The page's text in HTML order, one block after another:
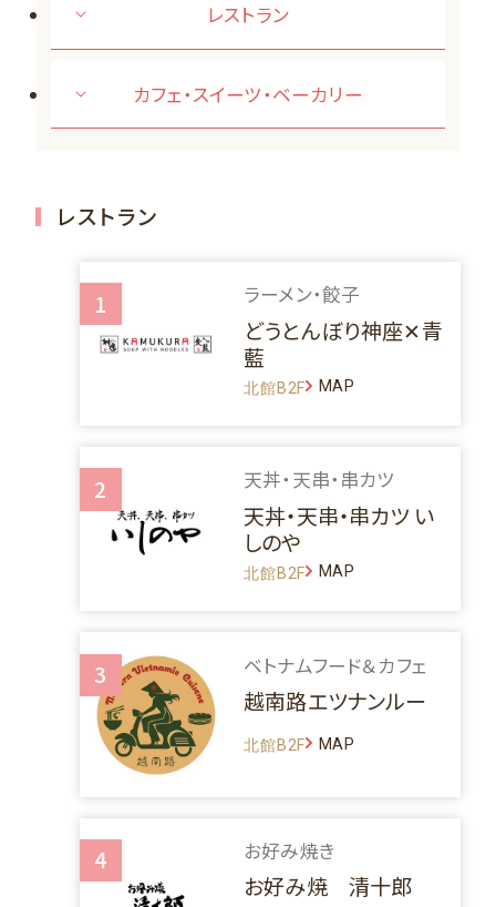
レストラン
カフェ・スイーツ・ベーカリー
レストラン
1 ラーメン・餃子
どうとんぼり神座✕青
藍
北館B2F MAP
2 天丼・天串・串カツ
天丼・天串・串カツ い
しのや
北館B2F MAP
3 ベトナムフード＆カフェ
越南路エツナンルー
北館B2F MAP
4 お好み焼き
お好み焼 清十郎